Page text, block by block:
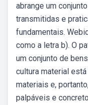
abrange um
transmitidas e
fundamentais.
como a letra b). O
um conjunto de
cultura material
materiais e,
palpáveis e